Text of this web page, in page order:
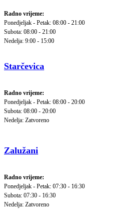
Radno vrijeme:
Ponedjeljak - Petak: 08:00 - 21:00
Subota: 08:00 - 21:00
Nedelja: 9:00 - 15:00
Starčevica
Radno vrijeme:
Ponedjeljak - Petak: 08:00 - 20:00
Subota: 08:00 - 20:00
Nedelja: Zatvoreno
Zalužani
Radno vrijeme:
Ponedjeljak - Petak: 07:30 - 16:30
Subota: 07:30 - 16:30
Nedelja: Zatvoreno